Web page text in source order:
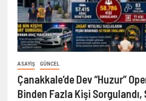
ASAYIŞ GÜNCEL
Çanakkale’de Dev “Huzur”
Binden Fazla Kişi Sorgulandı,